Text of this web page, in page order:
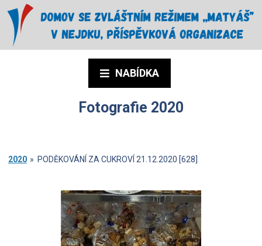
NABÍDKA
Fotografie 2020
2020 » PODĚKOVÁNÍ ZA CUKROVÍ 21.12.2020 [628]